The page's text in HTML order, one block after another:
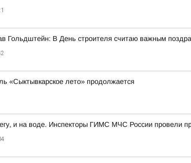
Гольдштейн: В День строителя считаю важным
«Сыктывкарское лето» продолжается
и на воде. Инспекторы ГИМС МЧС России провели